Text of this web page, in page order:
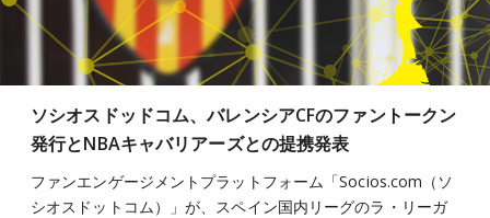
ソシオスドッドコム、バレンシアCFのファントークン
発行とNBAキャバリアーズとの提携発表
ファンエンゲージメントプラットフォーム「Socios.com（ソ
シオスドットコム）」が、スペイン国内リーグのラ・リーガ